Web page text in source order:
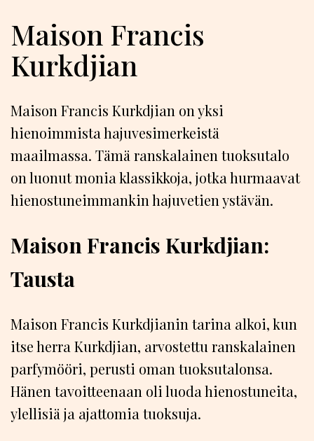
Maison Francis
Kurkdjian
Maison Francis Kurkdjian on yksi
hienoimmista hajuvesimerkeistä
maailmassa. Tämä ranskalainen tuoksutalo
on luonut monia klassikkoja, jotka hurmaavat
hienostuneimmankin hajuvetien ystävän.
Maison Francis Kurkdjian:
Tausta
Maison Francis Kurkdjianin tarina alkoi, kun
itse herra Kurkdjian, arvostettu ranskalainen
parfymööri, perusti oman tuoksutalonsa.
Hänen tavoitteenaan oli luoda hienostuneita,
ylellisiä ja ajattomia tuoksuja.